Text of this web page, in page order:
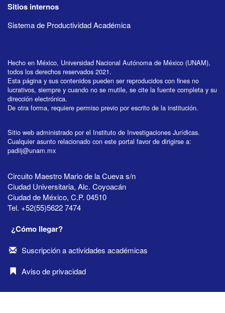
Sitios internos
Sistema de Productividad Académica
Hecho en México, Universidad Nacional Autónoma de México (UNAM),
todos los derechos reservados 2021.
Esta página y sus contenidos pueden ser reproducidos con fines no
lucrativos, siempre y cuando no se mutile, se cite la fuente completa y su
dirección electrónica.
De otra forma, requiere permiso previo por escrito de la institución.
Sitio web administrado por el Instituto de Investigaciones Jurídicas.
Cualquier asunto relacionado con este portal favor de dirigirse a:
padiij@unam.mx
Circuito Maestro Mario de la Cueva s/n
Ciudad Universitaria, Alc. Coyoacán
Ciudad de México, C.P. 04510
Tel. +52(55)5622 7474
¿Cómo llegar?
Suscripción a actividades académicas
Aviso de privacidad